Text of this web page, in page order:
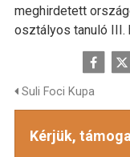
meghirdetett
osztályos tanuló III.
Suli Foci Kupa
Kérjük,